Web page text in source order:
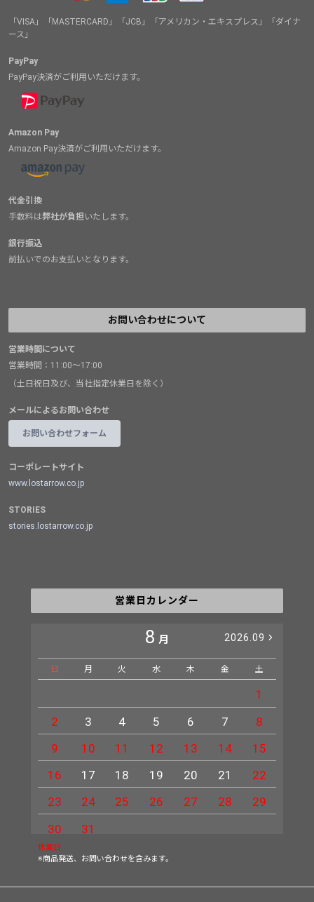
「VISA」「MASTERCARD」「JCB」「アメリカン・エキスプレス」「ダイナ
ース」
PayPay
PayPay決済がご利用いただけます。
Amazon Pay
Amazon Pay決済がご利用いただけます。
代金引換
手数料は弊社が負担いたします。
銀行振込
前払いでのお支払いとなります。
お問い合わせについて
営業時間について
営業時間：11:00～17:00
（土日祝日及び、当社指定休業日を除く）
メールによるお問い合わせ
お問い合わせフォーム
コーポレートサイト
www.lostarrow.co.jp
STORIES
stories.lostarrow.co.jp
営業日カレンダー
8 月 2026.09
日 月 火 水 木 金 土
1
2
3 4 5 6 7
8
9
10 11 12 13 14
15
16
17 18 19 20 21
22
23
24 25 26 27 28
29
30
31
休業日
※商品発送、お問い合わせを含みます。